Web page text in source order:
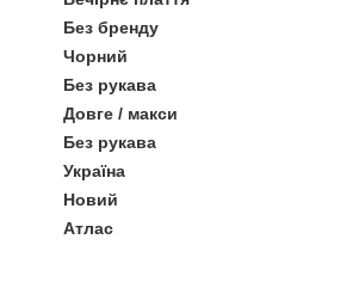
Без бренду
Чорний
Без рукава
Довге / макси
Без рукава
Україна
Новий
Атлас